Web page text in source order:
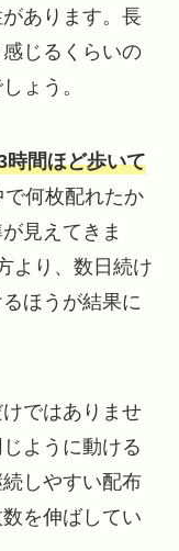
あります。長
じるくらいの
ょう。
時間ほど歩いて
何枚配れたか
見えてきま
より、数日続け
ほうが結果に
ではありませ
ように動ける
しやすい配布
を伸ばしてい